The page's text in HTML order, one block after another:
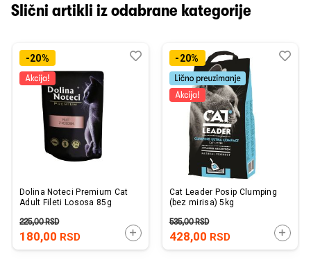
Slični artikli iz odabrane kategorije
-20%
Dolina Noteci Premium Cat
Adult Fileti Lososa 85g
180,00 RSD
225,00RSD
DODAJTE U KORPU
Dodaj
Uporedi-20%
Cat Leader Posip Clumping
(bez mirisa) 5kg
428,00 RSD
535,00RSD